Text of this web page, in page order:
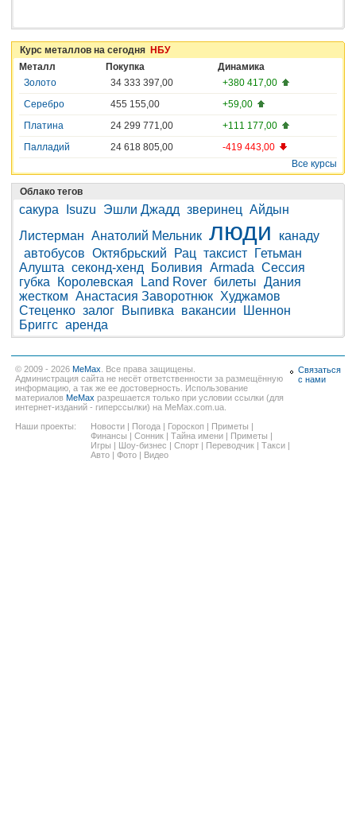
Курс металлов на сегодня НБУ
Металл
Покупка
Динамика
Золото
34 333 397,00
+380 417,00
Серебро
455 155,00
+59,00
Платина
24 299 771,00
+111 177,00
Палладий
24 618 805,00
-419 443,00
Все курсы
Облако тегов
сакура Isuzu Эшли Джадд зверинец Айдын
Листерман Анатолий Мельник люди
канаду
автобусов Октябрьский Рац таксист
Гетьман
Алушта секонд-хенд Боливия Armada Сессия
губка
Королевская Land Rover билеты Дания
жестком Анастасия Заворотнюк Худжамов
Стеценко залог Выпивка вакансии
Шеннон
Бриггс аренда
© 2009 - 2026 MeMax . Все права защищены.
Администрация сайта не несёт ответственности за размещённую
информацию, а так же ее достоверность. Использование
материалов MeMax разрешается только при условии ссылки (для
интернет-изданий - гиперссылки) на MeMax.com.ua.
Наши проекты:
Новости | Погода | Гороскоп | Приметы |
Финансы | Сонник | Тайна имени | Приметы |
Игры | Шоу-бизнес | Спорт | Переводчик | Такси |
Авто | Фото | Видео
Связаться
с нами